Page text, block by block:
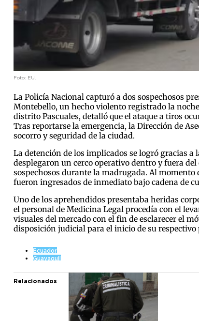
Foto: EU.
La Policía Nacional capturó a dos sospechosos
Montebello, un hecho violento registrado la
distrito Pascuales, detalló que el ataque a tiros
Tras reportarse la emergencia, la Dirección de
socorro y seguridad de la ciudad.
La detención de los implicados se logró gracias
desplegaron un cerco operativo dentro y fuera
sospechosos durante la madrugada. Al momento
fueron ingresados de inmediato bajo cadena de
Uno de los aprehendidos presentaba heridas
el personal de Medicina Legal procedía con el
visuales del mercado con el fin de esclarecer el
disposición judicial para el inicio de su respectivo
Ecuador
Guayaquil
Relacionados